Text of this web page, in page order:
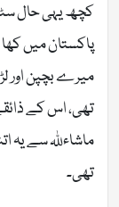
کچھ یہی حال
پاکستان میں
میرے بچپن اور
تھی، اس کے
ماشاءللہ سے یہ
تھی۔